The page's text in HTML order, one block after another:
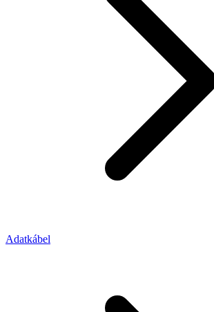
Adatkábel